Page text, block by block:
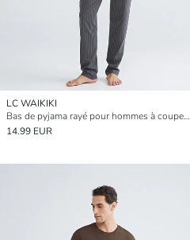
LC WAIKIKI
Bas de pyjama rayé pour hommes à coupe standard
14.99 EUR